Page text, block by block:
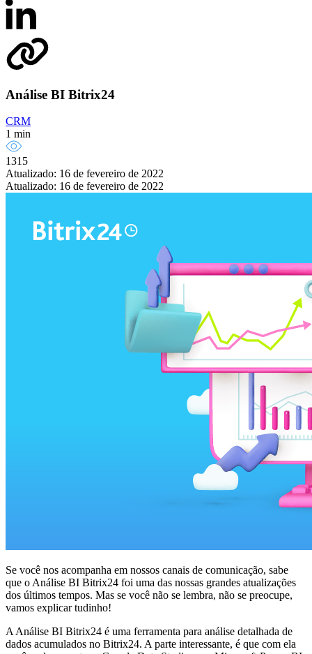
Análise BI Bitrix24
CRM
1 min
1315
Atualizado: 16 de fevereiro de 2022
Atualizado: 16 de fevereiro de 2022
Se você nos acompanha em nossos canais de comunicação, sabe
que o Análise BI Bitrix24 foi uma das nossas grandes atualizações
dos últimos tempos. Mas se você não se lembra, não se preocupe,
vamos explicar tudinho!
A Análise BI Bitrix24 é uma ferramenta para análise detalhada de
dados acumulados no Bitrix24. A parte interessante, é que com ela